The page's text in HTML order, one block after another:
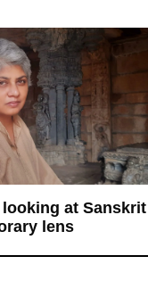
at Sanskrit
lens